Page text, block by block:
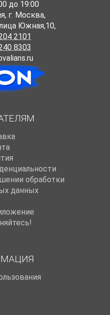
до 19:00
, г. Москва,
Южная,10,
2101
8303
обработки
данных